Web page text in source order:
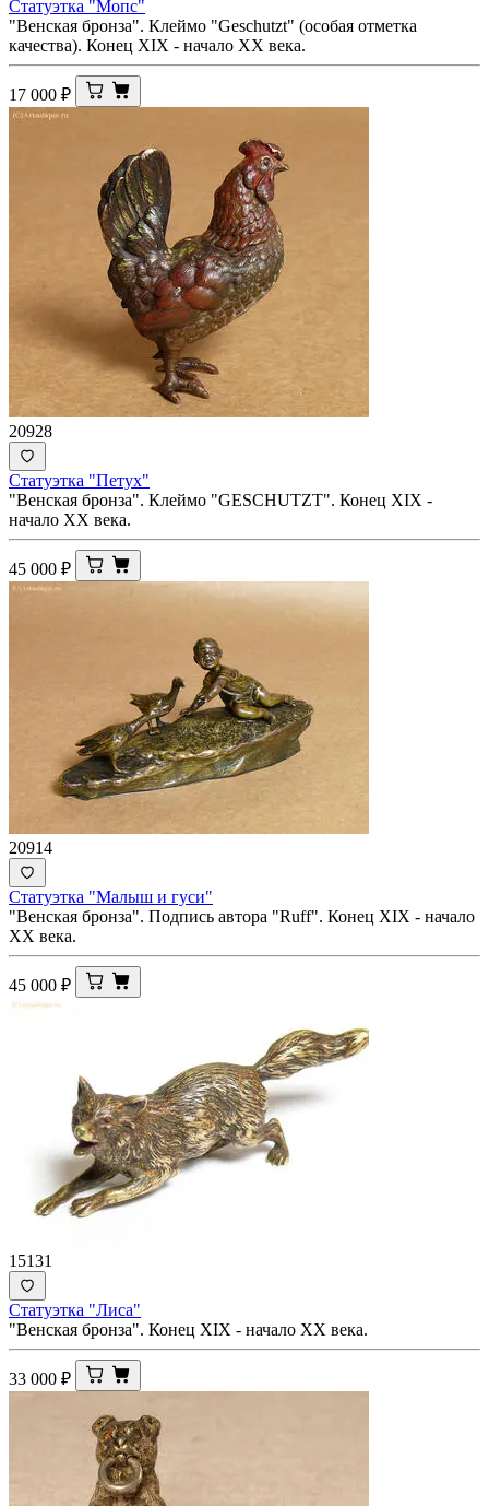
Статуэтка "Мопс"
"Венская бронза". Клеймо "Geschutzt" (особая отметка
качества). Конец XIX - начало ХХ века.
17 000 ₽
20928
Статуэтка "Петух"
"Венская бронза". Клеймо "GESCHUTZT". Конец XIX -
начало ХХ века.
45 000 ₽
20914
Статуэтка "Малыш и гуси"
"Венская бронза". Подпись автора "Ruff". Конец XIX - начало
ХХ века.
45 000 ₽
15131
Статуэтка "Лиса"
"Венская бронза". Конец XIX - начало XX века.
33 000 ₽